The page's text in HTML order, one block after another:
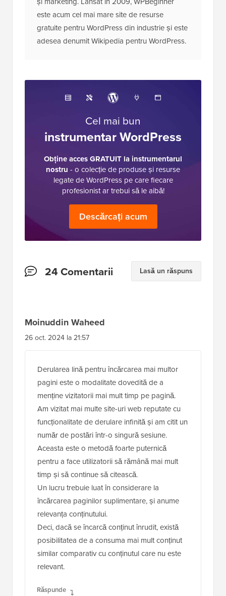
este acum cel mai mare site de resurse
gratuite pentru WordPress din industrie și este
adesea denumit Wikipedia pentru WordPress.
Cel mai bun
instrumentar WordPress
Obține acces GRATUIT la instrumentarul
nostru - o colecție de produse și resurse
legate de WordPress pe care fiecare
profesionist ar trebui să le aibă!
Descărcați acum
Interacțiuni
24 Comentarii Lasă un răspuns
Moinuddin Waheed
26 oct. 2024 la 21:57
Derularea lină pentru încărcarea mai multor
pagini este o modalitate dovedită de a
menține vizitatorii mai mult timp pe pagină.
Am vizitat mai multe site-uri web reputate cu
funcționalitate de derulare infinită și am citit un
număr de postări într-o singură sesiune.
Aceasta este o metodă foarte puternică
pentru a face utilizatorii să rămână mai mult
timp și să continue să citească.
Un lucru trebuie luat în considerare la
încărcarea paginilor suplimentare, și anume
relevanța conținutului.
Deci, dacă se încarcă conținut înrudit, există
posibilitatea de a consuma mai mult conținut
similar comparativ cu conținutul care nu este
relevant.
Răspunde